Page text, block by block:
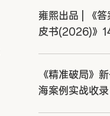
雍熙出品 | 《
皮书(2026)》
《精准破局》
海案例实战收录